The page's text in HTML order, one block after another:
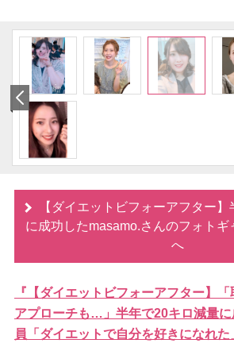
【ダイエットビフォーアフター
に成功したmasamo.さんのフォトギ
へ
『【ダイエットビフォーアフター】
アプローチも…」半年で20キロ減量
員「ダイエットで自分を好きになれ